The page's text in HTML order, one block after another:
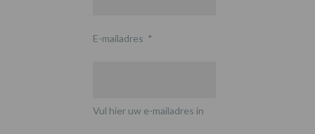
E-mailadres *
Vul hier uw e-mailadres in